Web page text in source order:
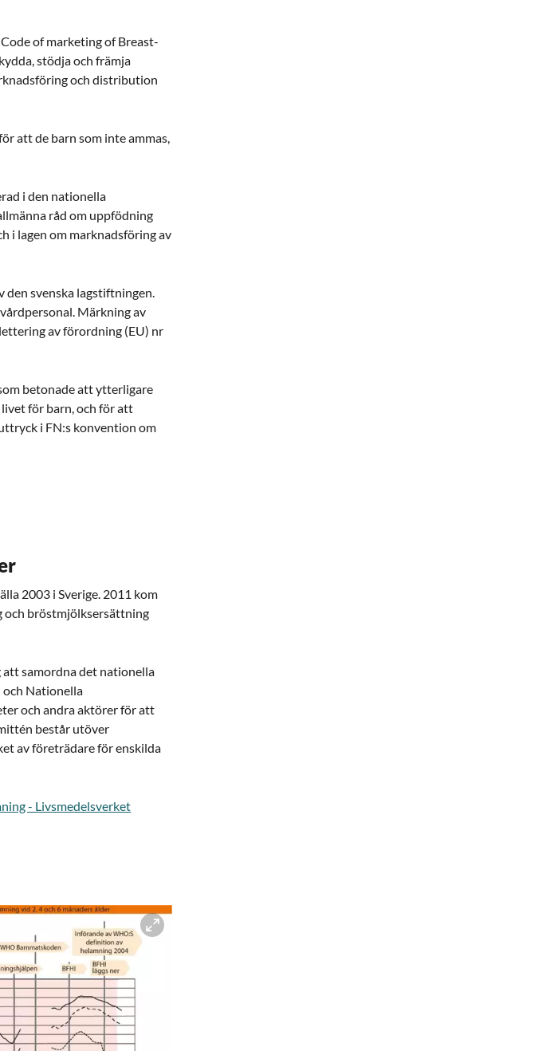
of marketing of Breast-
stödja och främja
och distribution
att de barn som inte ammas,
i den nationella
råd om uppfödning
i lagen om marknadsföring av
den svenska lagstiftningen.
Märkning av
av förordning (EU) nr
betonade att ytterligare
för barn, och för att
i FN:s konvention om
2003 i Sverige. 2011 kom
och bröstmjölksersättning
att samordna det nationella
och Nationella
och andra aktörer för att
består utöver
av företrädare för enskilda
- Livsmedelsverket